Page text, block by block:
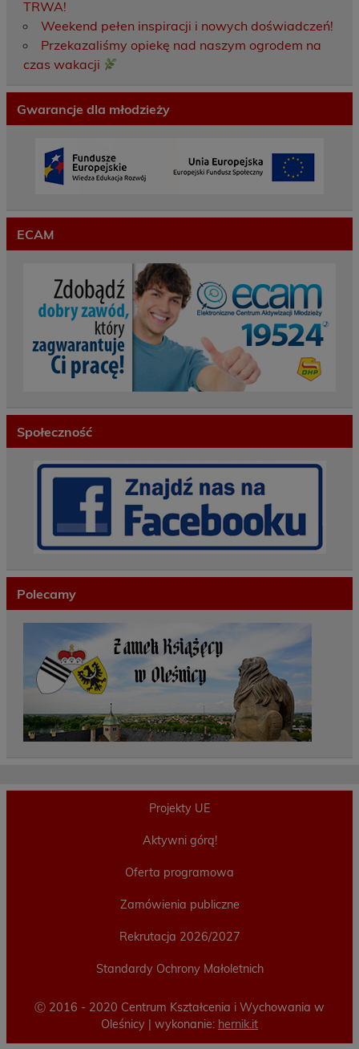
TRWA!
Weekend pełen inspiracji i nowych doświadczeń!
Przekazaliśmy opiekę nad naszym ogrodem na
czas wakacji
Gwarancje dla młodzieży
ECAM
Społeczność
Polecamy
Projekty UE
Aktywni górą!
Oferta programowa
Zamówienia publiczne
Rekrutacja 2026/2027
Standardy Ochrony Małoletnich
Ⓒ 2016 - 2020 Centrum Kształcenia i Wychowania w
Oleśnicy | wykonanie: hernik.it